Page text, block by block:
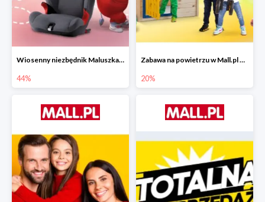
Wiosenny niezbędnik Maluszka w Mall.pl do -44%
44%
Zabawa na powietrzu w Mall.pl do -20%
20%